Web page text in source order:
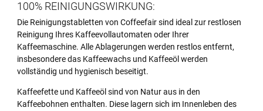
100% REINIGUNGSWIRKUNG:
Die Reinigungstabletten von Coffeefair sind ideal zur restlosen
Reinigung Ihres Kaffeevollautomaten oder Ihrer
Kaffeemaschine. Alle Ablagerungen werden restlos entfernt,
insbesondere das Kaffeewachs und Kaffeeöl werden
vollständig und hygienisch beseitigt.
Kaffeefette und Kaffeeöl sind von Natur aus in den
Kaffeebohnen enthalten. Diese lagern sich im Innenleben des